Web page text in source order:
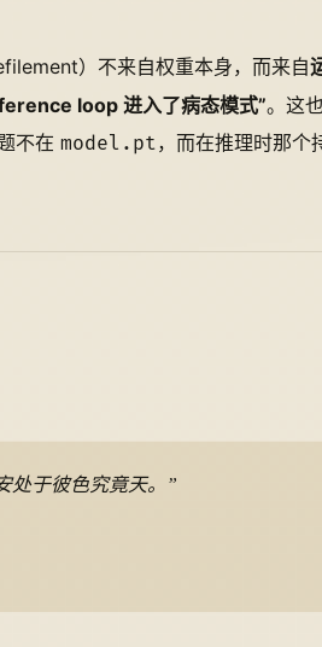
）不来自权重本身，而来自
loop 进入了病态模式”。这
不在 model.pt，而在推理时那个
处于彼色究竟天。”